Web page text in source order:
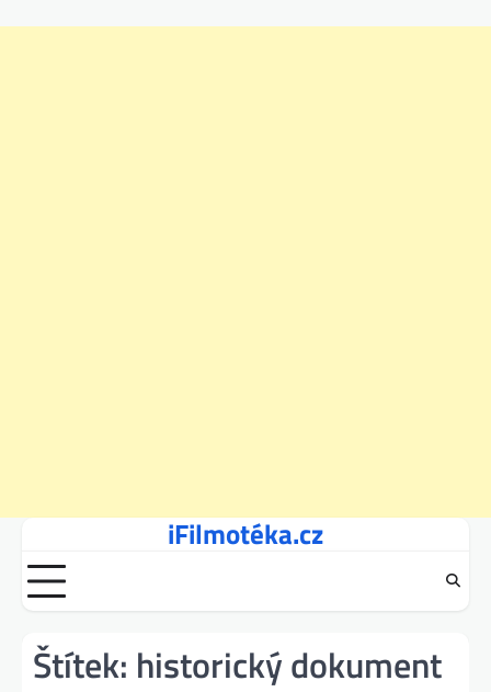
content
iFilmotéka.cz
Štítek: historický dokument